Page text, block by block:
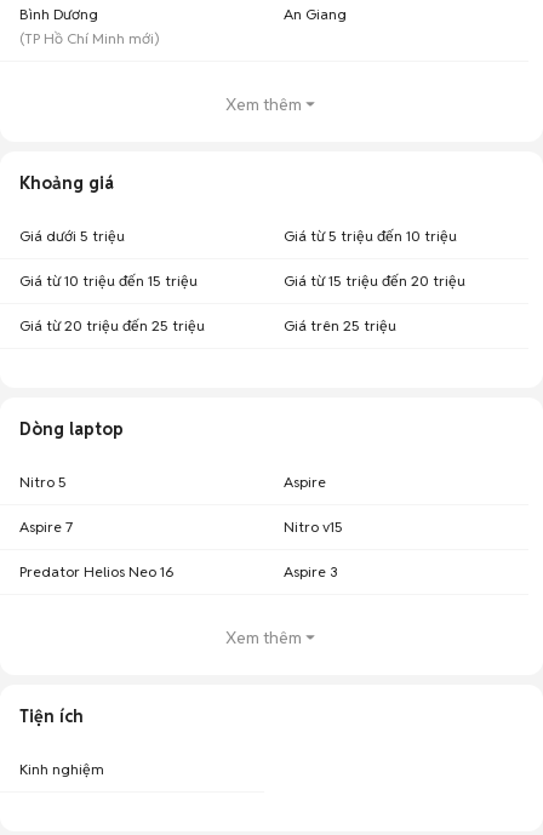
Bình Dương
(TP Hồ Chí Minh mới)
An Giang
Xem thêm
Khoảng giá
Giá dưới 5 triệu Giá từ 5 triệu đến 10 triệu
Giá từ 10 triệu đến 15 triệu Giá từ 15 triệu đến 20 triệu
Giá từ 20 triệu đến 25 triệu Giá trên 25 triệu
Dòng laptop
Nitro 5 Aspire
Aspire 7 Nitro v15
Predator Helios Neo 16 Aspire 3
Xem thêm
Tiện ích
Kinh nghiệm